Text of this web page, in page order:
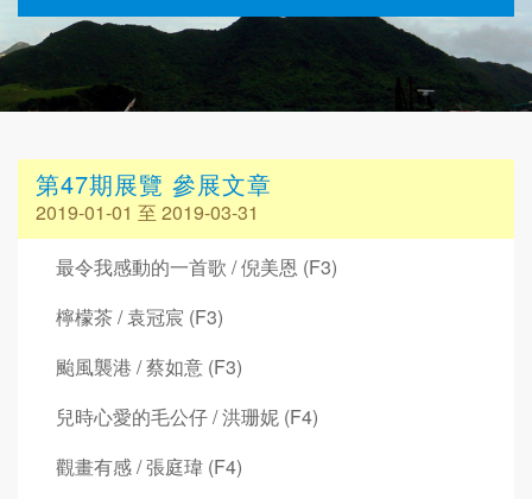
第47期展覽 參展文章
2019-01-01 至 2019-03-31
最令我感動的一首歌 / 倪美恩 (F3)
檸檬茶 / 袁冠宸 (F3)
颱風襲港 / 蔡如意 (F3)
兒時心愛的毛公仔 / 洪珊妮 (F4)
觀畫有感 / 張庭瑋 (F4)